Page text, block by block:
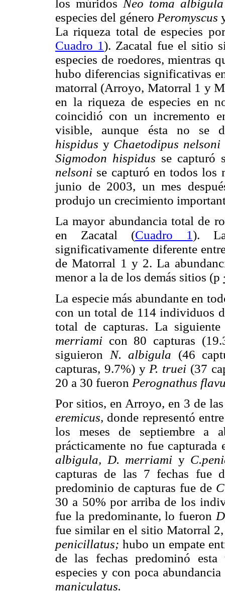
los múridos Neo toma
especies del género Peromyscus
La riqueza total de especies
Cuadro 1). Zacatal fue el sitio
especies de roedores, mientras
hubo diferencias significativas
matorral (Arroyo, Matorral 1 y
en la riqueza de especies en
coincidió con un incremento
visible, aunque ésta no se
hispidus y Chaetodipus nelsoni
Sigmodon hispidus se capturó
nelsoni se capturó en todos los
junio de 2003, un mes
produjo un crecimiento
La mayor abundancia total de
en Zacatal (Cuadro 1).
significativamente diferente
de Matorral 1 y 2. La
menor a la de los demás sitios (p
La especie más abundante en
con un total de 114 individuos
total de capturas. La
merriami con 80 capturas
siguieron N. albigula (46
capturas, 9.7%) y P. truei (37
20 a 30 fueron Perognathus
Por sitios, en Arroyo, en 3 de
eremicus, donde representó
los meses de septiembre a
prácticamente no fue
albigula, D. merriami y
capturas de las 7 fechas
predominio de capturas fue de
30 a 50% por arriba de los
fue la predominante, lo fueron
fue similar en el sitio Matorral
penicillatus; hubo un empate
de las fechas predominó
especies y con poca
maniculatus.